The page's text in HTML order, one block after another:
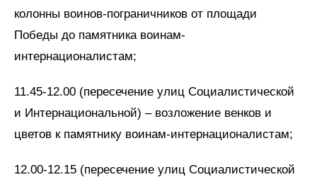
колонны воинов-пограничников от площади
Победы до памятника воинам-
интернационалистам;
11.45-12.00 (пересечение улиц Социалистической
и Интернациональной) – возложение венков и
цветов к памятнику воинам-интернационалистам;
12.00-12.15 (пересечение улиц Социалистической